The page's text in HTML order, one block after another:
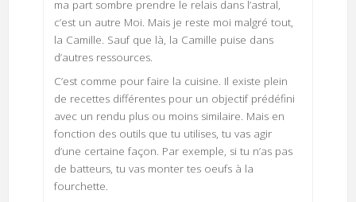
ma part sombre prendre le relais dans l’astral,
c’est un autre Moi. Mais je reste moi malgré tout,
la Camille. Sauf que là, la Camille puise dans
d’autres ressources.
C’est comme pour faire la cuisine. Il existe plein
de recettes différentes pour un objectif prédéfini
avec un rendu plus ou moins similaire. Mais en
fonction des outils que tu utilises, tu vas agir
d’une certaine façon. Par exemple, si tu n’as pas
de batteurs, tu vas monter tes oeufs à la
fourchette.